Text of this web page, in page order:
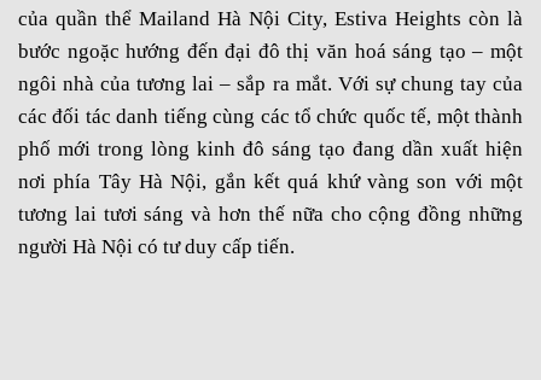
của quần thể Mailand Hà Nội City, Estiva Heights còn là
bước ngoặc hướng đến đại đô thị văn hoá sáng tạo – một
ngôi nhà của tương lai – sắp ra mắt. Với sự chung tay của
các đối tác danh tiếng cùng các tổ chức quốc tế, một thành
phố mới trong lòng kinh đô sáng tạo đang dần xuất hiện
nơi phía Tây Hà Nội, gắn kết quá khứ vàng son với một
tương lai tươi sáng và hơn thế nữa cho cộng đồng những
người Hà Nội có tư duy cấp tiến.